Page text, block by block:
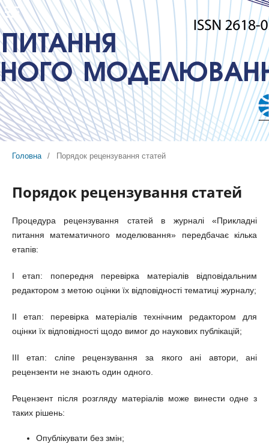
Головна / Порядок рецензування статей
Порядок рецензування статей
Процедура рецензування статей в журналі «Прикладні
питання математичного моделювання» передбачає кілька
етапів:
І етап: попередня перевірка матеріалів відповідальним
редактором з метою оцінки їх відповідності тематиці журналу;
ІІ етап: перевірка матеріалів технічним редактором для
оцінки їх відповідності щодо вимог до наукових публікацій;
ІІІ етап: сліпе рецензування за якого ані автори, ані
рецензенти не знають один одного.
Рецензент після розгляду матеріалів може винести одне з
таких рішень:
Опублікувати без змін;